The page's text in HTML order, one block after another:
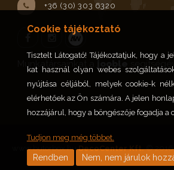
+36 (30) 303 6320
FacebookInstagram
Munkatársainkat a jooble
www.butorbox.huDecoCenter Kft.© 2016.
Cookie tájékoztató
Tisztelt Látogató! Tájékoztatjuk, hogy a
kat használ olyan webes
nyújtása céljából, melyek cookie-k
elérhetőek az Ön számára. A jelen
hozzájárul, hogy a böngészője fogadja a
Tudjon meg még többet.
Rendben Nem, nem járulok